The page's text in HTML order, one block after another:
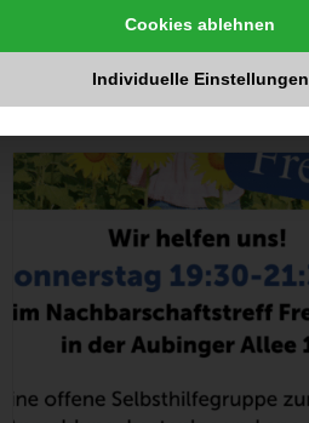
Cookies ablehnen
Individuelle Einstellungen